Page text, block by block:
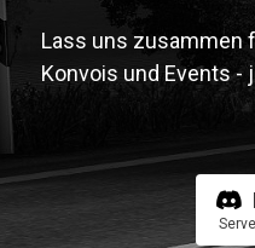
Lass uns zusammen
Konvois und Events -